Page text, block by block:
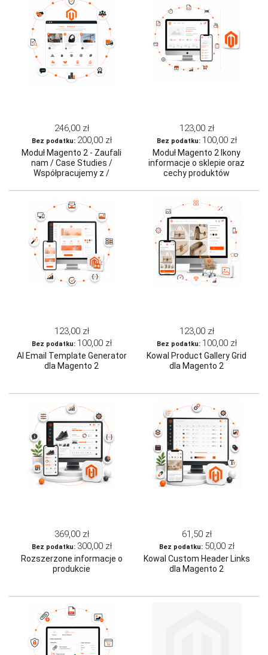
246,00 zł
200,00 zł
Moduł Magento 2 - Zaufali
nam / Case Studies /
Współpracujemy z /
123,00 zł
100,00 zł
Moduł Magento 2 Ikony
informacje o sklepie oraz
cechy produktów
123,00 zł
100,00 zł
AI Email Template Generator
dla Magento 2
123,00 zł
100,00 zł
Kowal Product Gallery Grid
dla Magento 2
369,00 zł
300,00 zł
Rozszerzone informacje o
produkcie
61,50 zł
50,00 zł
Kowal Custom Header Links
dla Magento 2